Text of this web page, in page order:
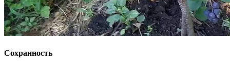
Сохранность